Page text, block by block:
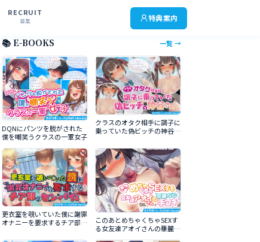
RECRUIT
募集 特典案内
📚 E-BOOKS 一覧 →
DQNにパンツを脱がされた
僕を嘲笑うクラスの一軍女子
クラスのオタク相手に調子に
乗っていた偽ビッチの神谷さ
更衣室を覗いていた僕に謝罪
オナニーを要求するチア部の
このあとめちゃくちゃSEXす
る女友達アオイさんの華麗な